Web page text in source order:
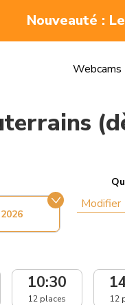
Nouveauté :
Webcams
Modifier
10:30
12 places 12